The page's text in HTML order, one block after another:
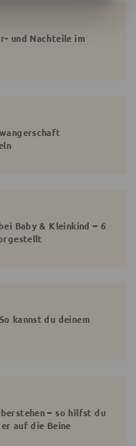
und Nachteile im
Baby & Kleinkind – 6
kannst du deinem
– so hilfst du
auf die Beine